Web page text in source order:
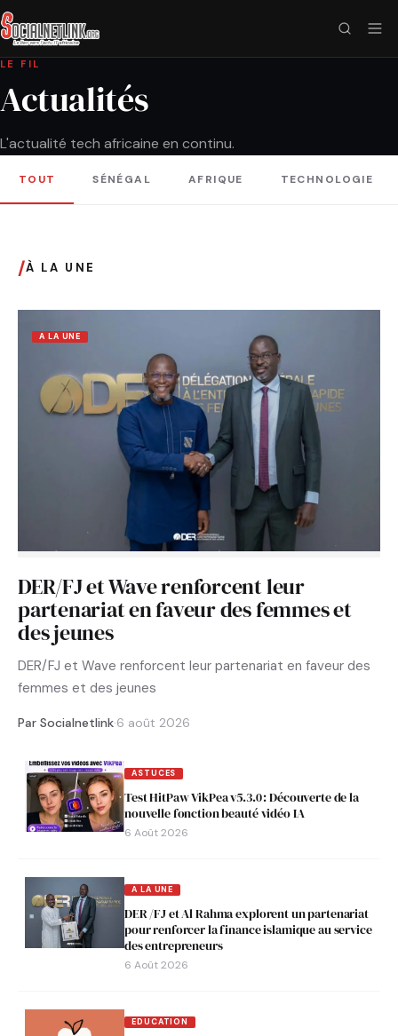
LE FIL
Actualités
L'actualité tech africaine en continu.
TOUT SÉNÉGAL AFRIQUE TECHNOLOGIE
/À LA UNE
A LA UNE
DER/FJ et Wave renforcent leur
partenariat en faveur des femmes et
des jeunes
DER/FJ et Wave renforcent leur partenariat en faveur des
femmes et des jeunes
Par Socialnetlink·6 août 2026
ASTUCES
Test HitPaw VikPea v5.3.0 : Découverte de la
nouvelle fonction beauté vidéo IA
6 Août 2026
A LA UNE
DER /FJ et Al Rahma explorent un partenariat
pour renforcer la finance islamique au service
des entrepreneurs
6 Août 2026
EDUCATION